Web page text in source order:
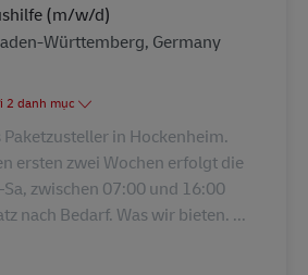
(m/w/d)
Württemberg, Germany
Công việc tương ứng với 2 danh mục
in Hockenheim.
ersten zwei Wochen erfolgt die
zwischen 07:00 und 16:00
nach Bedarf. Was wir bieten. ...